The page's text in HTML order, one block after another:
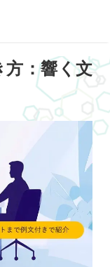
方：響く文